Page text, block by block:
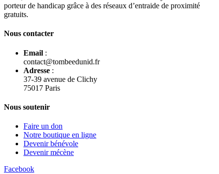
porteur de handicap grâce à des réseaux d’entraide de proximité
gratuits.
Nous contacter
Email :
contact@tombeedunid.fr
Adresse :
37-39 avenue de Clichy
75017 Paris
Nous soutenir
Faire un don
Notre boutique en ligne
Devenir bénévole
Devenir mécène
Facebook